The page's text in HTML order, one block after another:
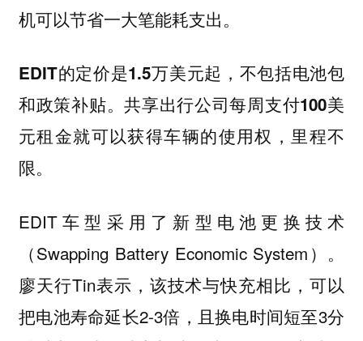
机可以节省一大笔能耗支出。
EDIT的定价是1.5万美元起，不包括电池包
和政策补贴。共享出行公司每周支付100美
元租金就可以获得车辆的使用权，里程不
限。
EDIT车型采用了新型电池更换技术
（Swapping Battery Economic System）。
廖天行Tin表示，该技术与快充相比，可以
把电池寿命延长2-3倍，且换电时间短至3分